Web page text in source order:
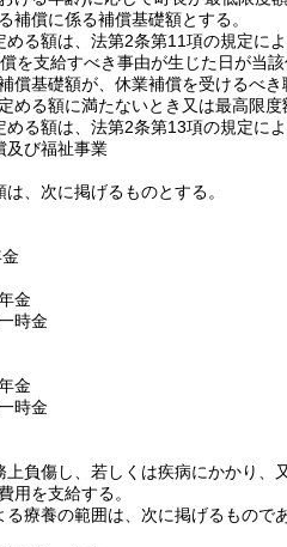
補償に係る補償基礎額とする。
める額は、法第2条第11項の規定に
を支給すべき事由が生じた日が当
償基礎額が、休業補償を受けるべ
める額に満たないとき又は最高限
める額は、法第2条第13項の規定に
及び福祉事業
、次に掲げるものとする。
金
時金
金
時金
上負傷し、若しくは疾病にかかり、
用を支給する。
る療養の範囲は、次に掲げるもので